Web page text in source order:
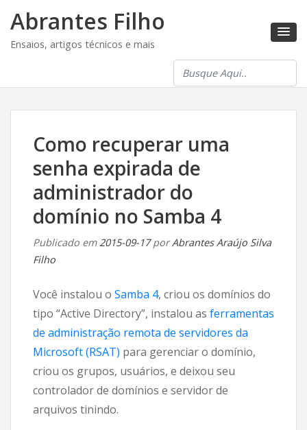
Abrantes Filho
Ensaios, artigos técnicos e mais
Como recuperar uma
senha expirada de
administrador do
domínio no Samba 4
Publicado em2015-09-17porAbrantes Araújo Silva
Filho
Você instalou o Samba 4, criou os domínios do
tipo “Active Directory”, instalou as ferramentas
de administração remota de servidores da
Microsoft (RSAT) para gerenciar o domínio,
criou os grupos, usuários, e deixou seu
controlador de domínios e servidor de
arquivos tinindo.